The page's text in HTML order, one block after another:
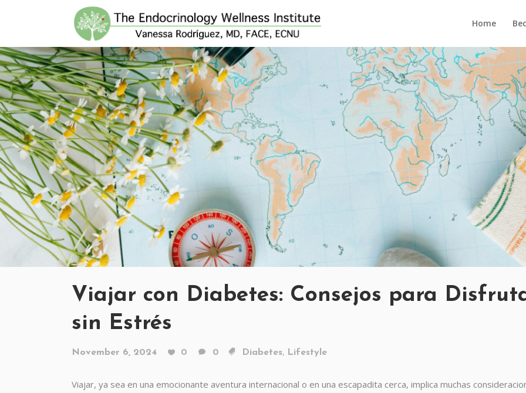
Home
Viajar con Diabetes: Consejos para
sin Estrés
November 6, 2024 0 0 Diabetes, Lifestyle
Viajar, ya sea en una emocionante aventura internacional o en una escapadita cerca, implica muchas